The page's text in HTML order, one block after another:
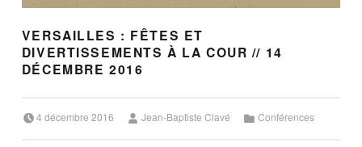
VERSAILLES : FÊTES ET
DIVERTISSEMENTS À LA COUR // 14
DÉCEMBRE 2016
4 décembre 2016 Jean-Baptiste Clavé Conférences